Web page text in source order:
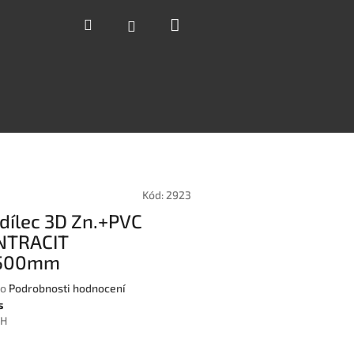
Hledat Přihlášení
Kód: 2923
3D Zn.+PVC
Podrobnosti hodnocení